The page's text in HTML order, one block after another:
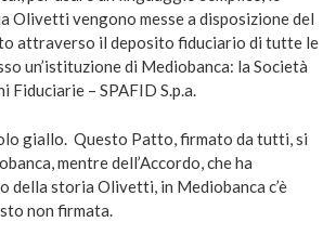
Olivetti vengono messe a disposizione del
attraverso il deposito fiduciario di tutte le
un’istituzione di Mediobanca: la Società
Fiduciarie – SPAFID S.p.a.
giallo. Questo Patto, firmato da tutti, si
mentre dell’Accordo, che ha
della storia Olivetti, in Mediobanca c’è
non firmata.